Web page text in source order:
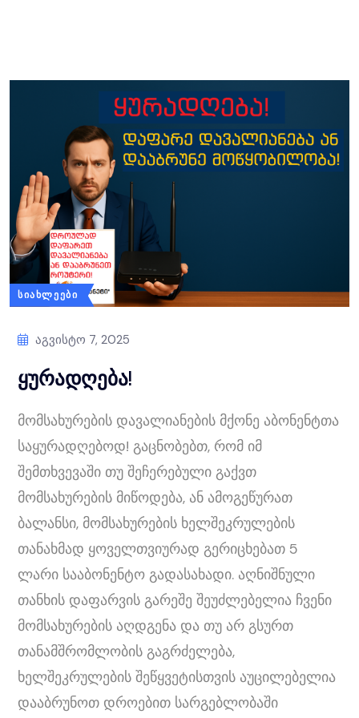
ᲡᲘᲐᲮᲚᲔᲔᲑᲘ
Აგვისტო 7, 2025
ყურადღება!
მომსახურების დავალიანების მქონე აბონენტთა
საყურადღებოდ! გაცნობებთ, რომ იმ
შემთხვევაში თუ შეჩერებული გაქვთ
მომსახურების მიწოდება, ან ამოგეწურათ
ბალანსი, მომსახურების ხელშეკრულების
თანახმად ყოველთვიურად გერიცხებათ 5
ლარი სააბონენტო გადასახადი. აღნიშნული
თანხის დაფარვის გარეშე შეუძლებელია ჩვენი
მომსახურების აღდგენა და თუ არ გსურთ
თანამშრომლობის გაგრძელება,
ხელშეკრულების შეწყვეტისთვის აუცილებელია
დააბრუნოთ დროებით სარგებლობაში